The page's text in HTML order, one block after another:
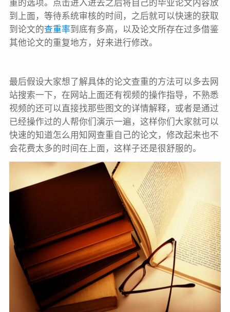
重的选项。点击进入进去之后将自己的毕业论文内容放
到上面，等待系统审核的时间，之后就可以快速的获取
到论文的查重率到底有多高，以及论文所存在过多借鉴
其他论文的重复地方，好来进行修改。
最后假设大家想了解具体的论文查重的方法可以多去网
站搜索一下，在网站上面还有视频的操作指导，不熟悉
视频的还可以直接找那些图文的详情解释，或者是通过
已经操作过的人帮你们演示一遍，这样你们大家就可以
快速的知道怎么用知网查重自己的论文，修改起来也不
会花费太多的时间在上面，这样子还是很舒服的。